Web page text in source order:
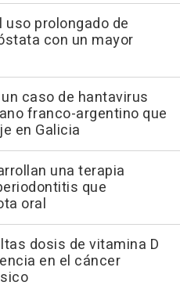
prolongado de
con un mayor
caso de hantavirus
franco-argentino que
en Galicia
una terapia
que
oral
dosis de vitamina D
en el cáncer